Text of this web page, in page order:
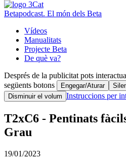
Betapodcast. El món dels Beta
Vídeos
Manualitats
Projecte Beta
De què va?
Després de la publicitat pots
següents botons
Engegar/Aturar
Disminuir el volum Instruccions per
T2xC6 - Pentinats
Grau
19/01/2023